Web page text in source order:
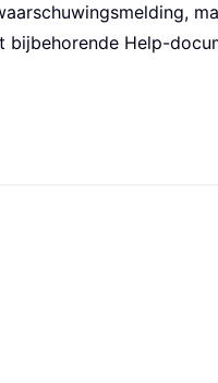
bijbehorende Help-